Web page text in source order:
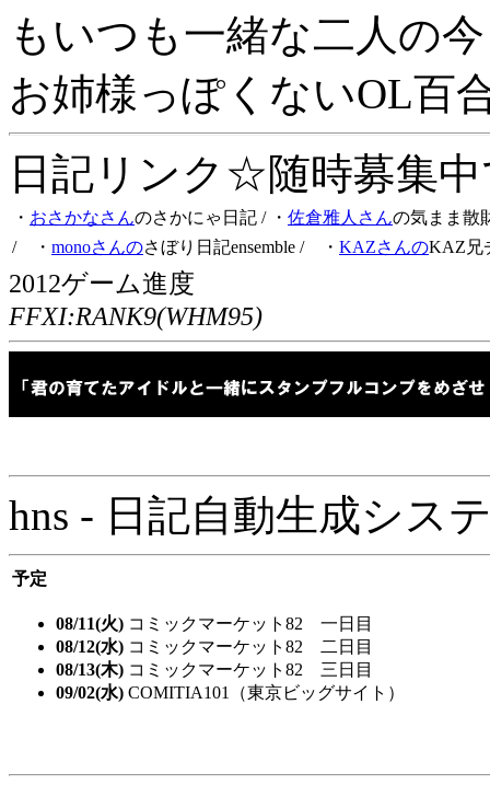
もいつも一緒な二人の
お姉様っぽくないOL百
日記リンク☆随時募集
・ おさかなさんのさかにゃ日記 / ・ 佐倉雅人さんの気まま散
/ ・ monoさんのさぼり日記ensemble / ・ KAZさんのKAZ兄
2012ゲーム進度
FFXI:RANK9(WHM95)
hns - 日記自動生成シス
予定
08/11(火) コミックマーケット82 一日目
08/12(水) コミックマーケット82 二日目
08/13(木) コミックマーケット82 三日目
09/02(水) COMITIA101（東京ビッグサイト）